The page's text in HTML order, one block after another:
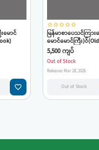
ောင်
favorite_border
star_borderstar_borderstar_borderstar_borderstar_border
မြန်မာစာပေသင်ကြားရ
မောင်မောင်ကြီး)်
5,500 ကျပ်
Out of Stock
Releases Mar 28, 2026
Out of Stock